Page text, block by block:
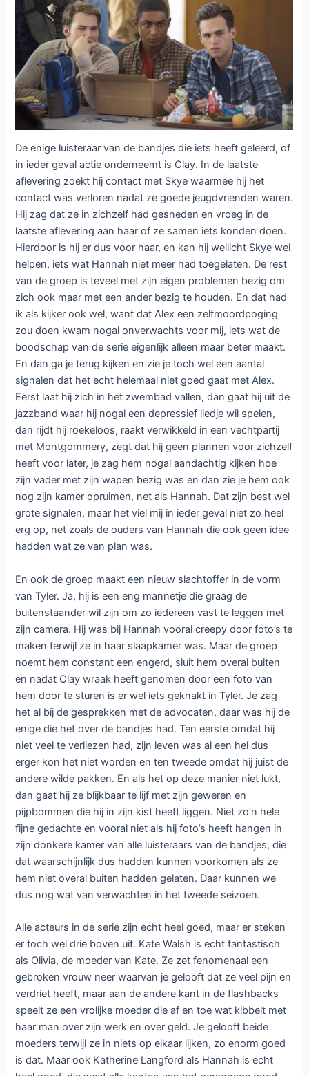
De enige luisteraar van de bandjes die iets heeft geleerd, of
in ieder geval actie onderneemt is Clay. In de laatste
aflevering zoekt hij contact met Skye waarmee hij het
contact was verloren nadat ze goede jeugdvrienden waren.
Hij zag dat ze in zichzelf had gesneden en vroeg in de
laatste aflevering aan haar of ze samen iets konden doen.
Hierdoor is hij er dus voor haar, en kan hij wellicht Skye wel
helpen, iets wat Hannah niet meer had toegelaten. De rest
van de groep is teveel met zijn eigen problemen bezig om
zich ook maar met een ander bezig te houden. En dat had
ik als kijker ook wel, want dat Alex een zelfmoordpoging
zou doen kwam nogal onverwachts voor mij, iets wat de
boodschap van de serie eigenlijk alleen maar beter maakt.
En dan ga je terug kijken en zie je toch wel een aantal
signalen dat het echt helemaal niet goed gaat met Alex.
Eerst laat hij zich in het zwembad vallen, dan gaat hij uit de
jazzband waar hij nogal een depressief liedje wil spelen,
dan rijdt hij roekeloos, raakt verwikkeld in een vechtpartij
met Montgommery, zegt dat hij geen plannen voor zichzelf
heeft voor later, je zag hem nogal aandachtig kijken hoe
zijn vader met zijn wapen bezig was en dan zie je hem ook
nog zijn kamer opruimen, net als Hannah. Dat zijn best wel
grote signalen, maar het viel mij in ieder geval niet zo heel
erg op, net zoals de ouders van Hannah die ook geen idee
hadden wat ze van plan was.
En ook de groep maakt een nieuw slachtoffer in de vorm
van Tyler. Ja, hij is een eng mannetje die graag de
buitenstaander wil zijn om zo iedereen vast te leggen met
zijn camera. Hij was bij Hannah vooral creepy door foto’s te
maken terwijl ze in haar slaapkamer was. Maar de groep
noemt hem constant een engerd, sluit hem overal buiten
en nadat Clay wraak heeft genomen door een foto van
hem door te sturen is er wel iets geknakt in Tyler. Je zag
het al bij de gesprekken met de advocaten, daar was hij de
enige die het over de bandjes had. Ten eerste omdat hij
niet veel te verliezen had, zijn leven was al een hel dus
erger kon het niet worden en ten tweede omdat hij juist de
andere wilde pakken. En als het op deze manier niet lukt,
dan gaat hij ze blijkbaar te lijf met zijn geweren en
pijpbommen die hij in zijn kist heeft liggen. Niet zo’n hele
fijne gedachte en vooral niet als hij foto’s heeft hangen in
zijn donkere kamer van alle luisteraars van de bandjes, die
dat waarschijnlijk dus hadden kunnen voorkomen als ze
hem niet overal buiten hadden gelaten. Daar kunnen we
dus nog wat van verwachten in het tweede seizoen.
Alle acteurs in de serie zijn echt heel goed, maar er steken
er toch wel drie boven uit. Kate Walsh is echt fantastisch
als Olivia, de moeder van Kate. Ze zet fenomenaal een
gebroken vrouw neer waarvan je gelooft dat ze veel pijn en
verdriet heeft, maar aan de andere kant in de flashbacks
speelt ze een vrolijke moeder die af en toe wat kibbelt met
haar man over zijn werk en over geld. Je gelooft beide
moeders terwijl ze in niets op elkaar lijken, zo enorm goed
is dat. Maar ook Katherine Langford als Hannah is echt